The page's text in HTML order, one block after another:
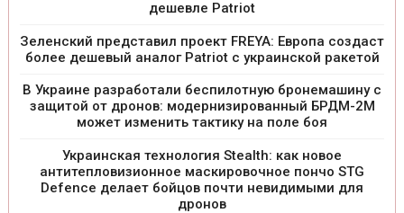
дешевле Patriot
Зеленский представил проект FREYA: Европа создаст
более дешевый аналог Patriot с украинской ракетой
В Украине разработали беспилотную бронемашину с
защитой от дронов: модернизированный БРДМ-2М
может изменить тактику на поле боя
Украинская технология Stealth: как новое
антитепловизионное маскировочное пончо STG
Defence делает бойцов почти невидимыми для
дронов